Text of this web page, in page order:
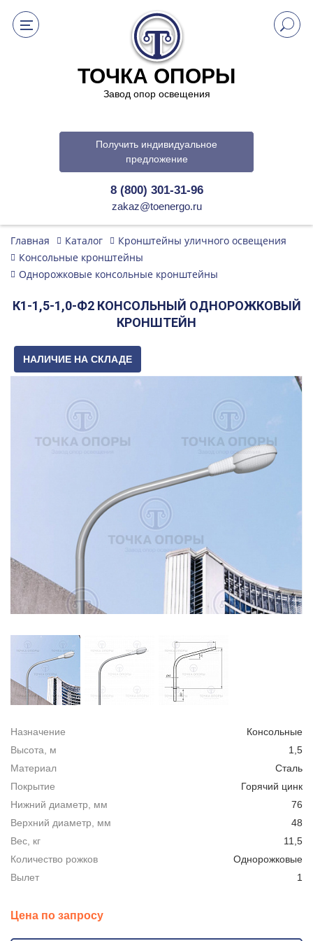
ТОЧКА ОПОРЫ
Завод опор освещения
Получить индивидуальное
предложение
8 (800) 301-31-96
zakaz@toenergo.ru
Главная Каталог
Кронштейны уличного освещения
Консольные кронштейны
Однорожковые консольные кронштейны
К1-1,5-1,0-Ф2 КОНСОЛЬНЫЙ ОДНОРОЖКОВЫЙ
КРОНШТЕЙН
НАЛИЧИЕ НА СКЛАДЕ
Назначение
Консольные
Высота, м
1,5
Материал
Сталь
Покрытие
Горячий цинк
Нижний диаметр, мм
76
Верхний диаметр, мм
48
Вес, кг
11,5
Количество рожков
Однорожковые
Вылет
1
Цена по запросу